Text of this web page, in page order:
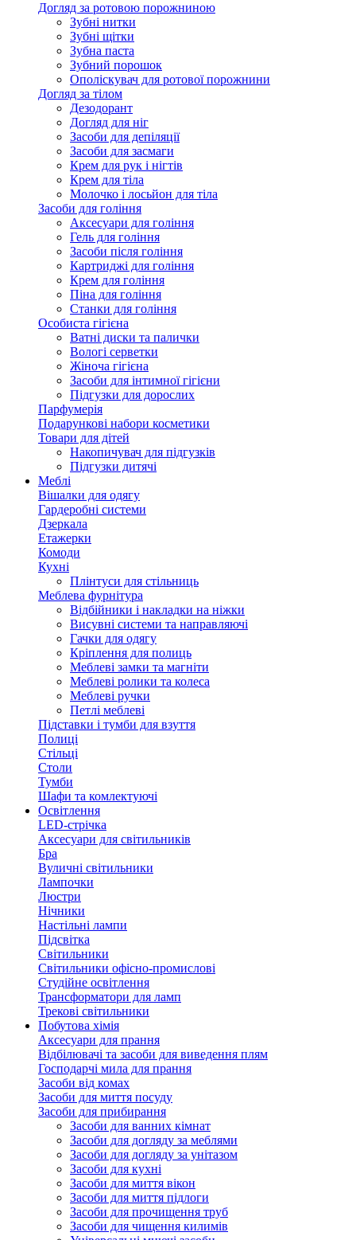
Догляд за ротовою порожниною
Зубні нитки
Зубні щітки
Зубна паста
Зубний порошок
Ополіскувач для ротової порожнини
Догляд за тілом
Дезодорант
Догляд для ніг
Засоби для депіляції
Засоби для засмаги
Крем для рук і нігтів
Крем для тіла
Молочко і лосьйон для тіла
Засоби для гоління
Аксесуари для гоління
Гель для гоління
Засоби після гоління
Картриджі для гоління
Крем для гоління
Піна для гоління
Станки для гоління
Особиста гігієна
Ватні диски та палички
Вологі серветки
Жіноча гігієна
Засоби для інтимної гігієни
Підгузки для дорослих
Парфумерія
Подарункові набори косметики
Товари для дітей
Накопичувач для підгузків
Підгузки дитячі
Меблі
Вішалки для одягу
Гардеробні системи
Дзеркала
Етажерки
Комоди
Кухні
Плінтуси для стільниць
Меблева фурнітура
Відбійники і накладки на ніжки
Висувні системи та направляючі
Гачки для одягу
Кріплення для полиць
Меблеві замки та магніти
Меблеві ролики та колеса
Меблеві ручки
Петлі меблеві
Підставки і тумби для взуття
Полиці
Стільці
Столи
Тумби
Шафи та комлектуючі
Освітлення
LED-стрічка
Аксесуари для світильників
Бра
Вуличні світильники
Лампочки
Люстри
Нічники
Настільні лампи
Підсвітка
Світильники
Світильники офісно-промислові
Студійне освітлення
Трансформатори для ламп
Трекові світильники
Побутова хімія
Аксесуари для прання
Відбілювачі та засоби для виведення плям
Господарчі мила для прання
Засоби від комах
Засоби для миття посуду
Засоби для прибирання
Засоби для ванних кімнат
Засоби для догляду за меблями
Засоби для догляду за унітазом
Засоби для кухні
Засоби для миття вікон
Засоби для миття підлоги
Засоби для прочищення труб
Засоби для чищення килимів